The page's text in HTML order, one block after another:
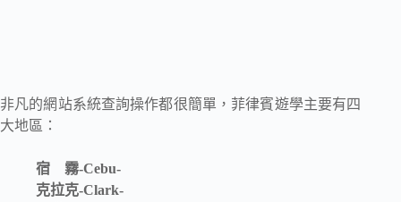
非凡的網站系統查詢操作都很簡單，菲律賓遊學主要有四
大地區：
宿 霧-Cebu-
克拉克-Clark-